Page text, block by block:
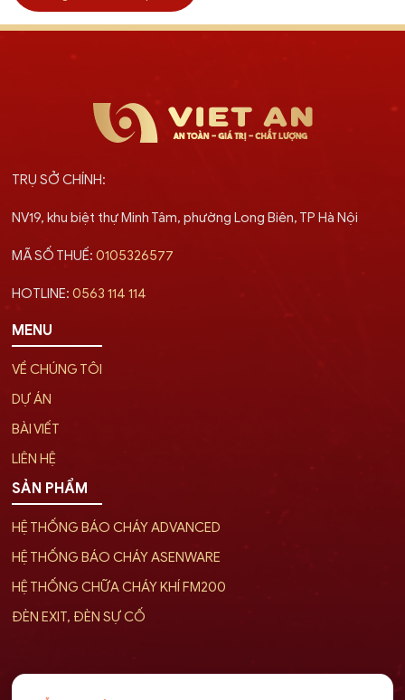
TRỤ SỞ CHÍNH:
NV19, khu biệt thự Minh Tâm, phường Long Biên, TP Hà Nội
MÃ SỐ THUẾ:0105326577
HOTLINE:0563 114 114
MENU
VỀ CHÚNG TÔI
DỰ ÁN
BÀI VIẾT
LIÊN HỆ
SẢN PHẨM
HỆ THỐNG BÁO CHÁY ADVANCED
HỆ THỐNG BÁO CHÁY ASENWARE
HỆ THỐNG CHỮA CHÁY KHÍ FM200
ĐÈN EXIT, ĐÈN SỰ CỐ